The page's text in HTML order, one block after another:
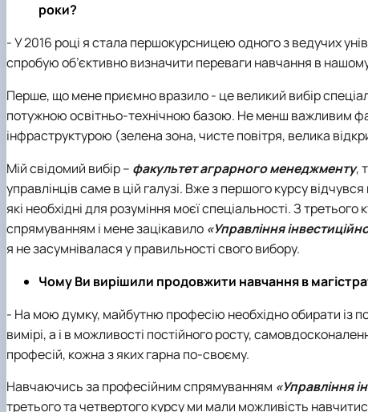
роки?
- У 2016 році я стала першокурсницею одного з ведучих
спробую об’єктивно визначити переваги навчання в
Перше, що мене приємно вразило - це великий вибір
потужною освітньо-технічною базою. Не менш важливим
інфраструктурою (зелена зона, чисте повітря, велика
Мій свідомий вибір – факультет аграрного менеджменту,
управлінців саме в цій галузі. Вже з першого курсу
які необхідні для розуміння моєї спеціальності. З
спрямуванням і мене зацікавило «Управління
я не засумнівалася у правильності свого вибору.
Чому Ви вирішили продовжити навчання в
- На мою думку, майбутню професію необхідно обирати із
вимірі, а і в можливості постійного росту,
професій, кожна з яких гарна по-своєму.
Навчаючись за професійним спрямуванням «Управління
третього та четвертого курсу ми мали можливість